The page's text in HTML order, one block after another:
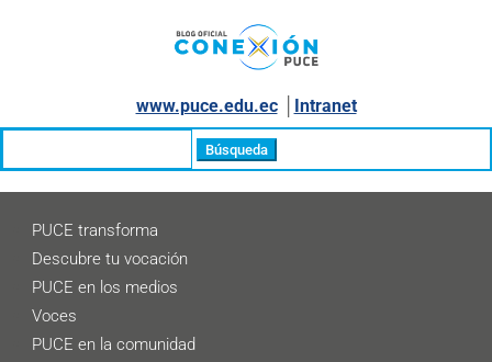
www.puce.edu.ec│ Intranet
PUCE transforma
Descubre tu vocación
PUCE en los medios
Voces
PUCE en la comunidad